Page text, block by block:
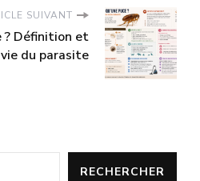
SUIVANT
? Définition et
du parasite
RECHERCHER